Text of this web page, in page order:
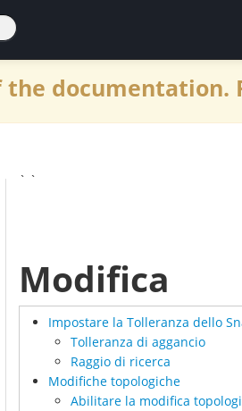
documentation.
` `
Modifica
Impostare la Tolleranza dello
Tolleranza di aggancio
Raggio di ricerca
Modifiche topologiche
Abilitare la modifica